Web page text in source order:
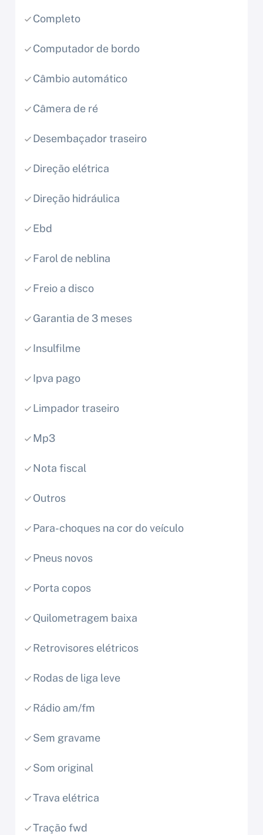
Completo
Computador de bordo
Câmbio automático
Câmera de ré
Desembaçador traseiro
Direção elétrica
Direção hidráulica
Ebd
Farol de neblina
Freio a disco
Garantia de 3 meses
Insulfilme
Ipva pago
Limpador traseiro
Mp3
Nota fiscal
Outros
Para-choques na cor do veículo
Pneus novos
Porta copos
Quilometragem baixa
Retrovisores elétricos
Rodas de liga leve
Rádio am/fm
Sem gravame
Som original
Trava elétrica
Tração fwd